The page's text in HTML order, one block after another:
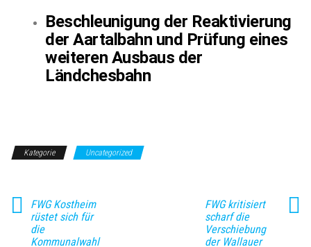
Beschleunigung der Reaktivierung
der Aartalbahn und Prüfung eines
weiteren Ausbaus der
Ländchesbahn
Kategorie Uncategorized
FWG Kostheim
rüstet sich für
die
Kommunalwahl
FWG kritisiert
scharf die
Verschiebung
der Wallauer